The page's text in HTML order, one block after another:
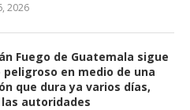
2026
Fuego de Guatemala sigue
peligroso en medio de una
que dura ya varios días,
autoridades